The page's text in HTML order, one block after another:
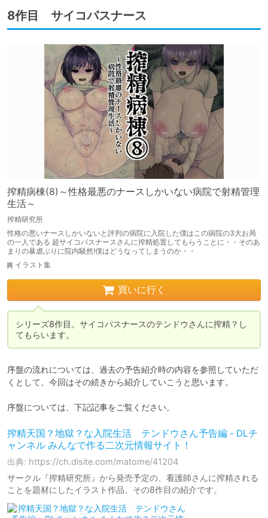
8作目 サイコパスナース
搾精病棟(8)～性格最悪のナースしかいない病院で射精管理
生活～
搾精研究所
性格の悪いナースしかいないと評判の病院に入院した僕はこの病院の3大お局
の一人である 超サイコパスナースさんに搾精処置してもらうことに・・そのあ
まりの暴虐ぶりに院内騒然!僕はどうなってしまうのか・・
イラスト集
買いに行く
シリーズ8作目。サイコパスナースのテンドウさんに搾精？し
てもらいます。
序盤の流れについては、過去の予告紹介時の内容を参照していただ
くとして、今回はその続きから紹介していこうと思います。
序盤については、下記記事をご覧ください。
搾精天国？地獄？な入院生活 テンドウさん予告編 - DLチ
ャンネル みんなで作る二次元情報サイト！
出典: https://ch.dlsite.com/matome/41204
サークル『搾精研究所』から発売予定の、看護師さんに搾精される
ことを題材にしたイラスト作品、その8作目の紹介です。